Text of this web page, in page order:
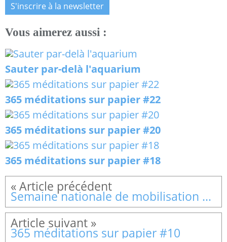
S'inscrire à la newsletter
Vous aimerez aussi :
Sauter par-delà l'aquarium
365 méditations sur papier #22
365 méditations sur papier #20
365 méditations sur papier #18
Semaine nationale de mobilisation du SPF
365 méditations sur papier #10